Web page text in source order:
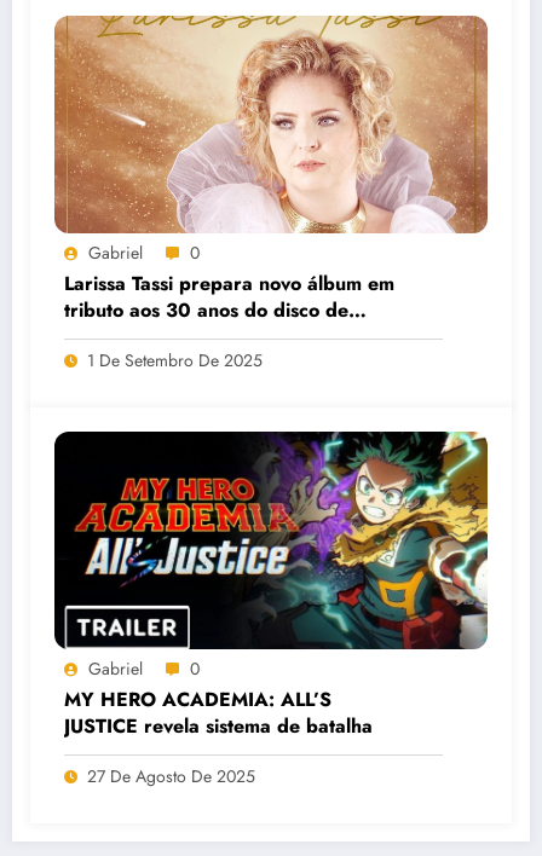
Gabriel 0
Larissa Tassi prepara novo álbum em
tributo aos 30 anos do disco de
“Cavaleiros do Zodíaco”
1 De Setembro De 2025
Gabriel 0
MY HERO ACADEMIA: ALL’S
JUSTICE revela sistema de batalha
27 De Agosto De 2025